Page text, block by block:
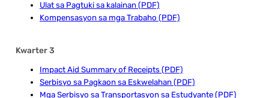
Ulat sa Pagtuki sa kalainan (PDF)
Kompensasyon sa mga Trabaho (PDF)
Kwarter 3
Impact Aid Summary of Receipts (PDF)
Serbisyo sa Pagkaon sa Eskwelahan (PDF)
Mga Serbisyo sa Transportasyon sa Estudyante (PDF)